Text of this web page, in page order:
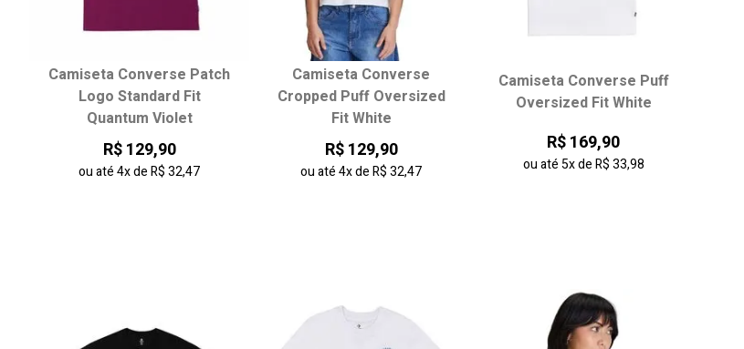
Escolha seu tamanho:
P
M G
Escolha seu tamanho:
P M
Camiseta Converse Patch
Logo Standard Fit
Quantum Violet
R$ 129,90
ou até4xdeR$ 32,47
Camiseta Converse
Cropped Puff Oversized
Fit White
R$ 129,90
ou até4xdeR$ 32,47
Camiseta Converse Puff
Oversized Fit White
R$ 169,90
ou até5xdeR$ 33,98